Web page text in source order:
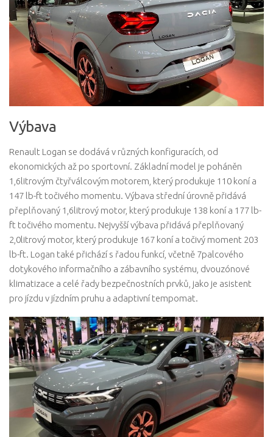
Výbava
Renault Logan se dodává v různých konfiguracích, od
ekonomických až po sportovní. Základní model je poháněn
1,6litrovým čtyřválcovým motorem, který produkuje 110 koní a
147 lb-ft točivého momentu. Výbava střední úrovně přidává
přeplňovaný 1,6litrový motor, který produkuje 138 koní a 177 lb-
ft točivého momentu. Nejvyšší výbava přidává přeplňovaný
2,0litrový motor, který produkuje 167 koní a točivý moment 203
lb-ft. Logan také přichází s řadou funkcí, včetně 7palcového
dotykového informačního a zábavního systému, dvouzónové
klimatizace a celé řady bezpečnostních prvků, jako je asistent
pro jízdu v jízdním pruhu a adaptivní tempomat.